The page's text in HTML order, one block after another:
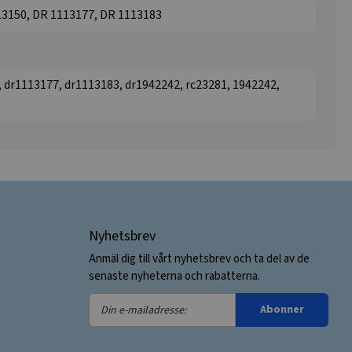
DR 1113177, DR 1113183
dr1113183, dr1942242, rc23281, 1942242,
Nyhetsbrev
Anmäl dig till vårt nyhetsbrev och ta del av de
senaste nyheterna och rabatterna.
Din
e-
Abonner